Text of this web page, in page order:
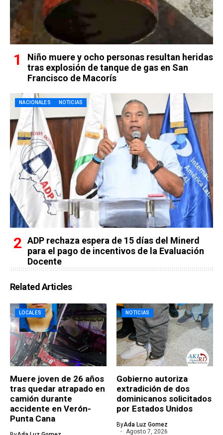
Niño muere y ocho personas resultan heridas
tras explosión de tanque de gas en San
Francisco de Macorís
NACIONALES NOTICIAS
ADP rechaza espera de 15 días del Minerd
para el pago de incentivos de la Evaluación
Docente
Related Articles
LOCALES
Muere joven de 26 años
tras quedar atrapado en
camión durante
accidente en Verón-
Punta Cana
NOTICIAS
Gobierno autoriza
extradición de dos
dominicanos solicitados
por Estados Unidos
ByAda Luz Gomez
Agosto 7, 2026